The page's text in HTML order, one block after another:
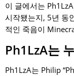
이 글에서는
시작됐는지, 5년 동
적인 죽음이
Ph1LzA는
Ph1LzA는 Philip